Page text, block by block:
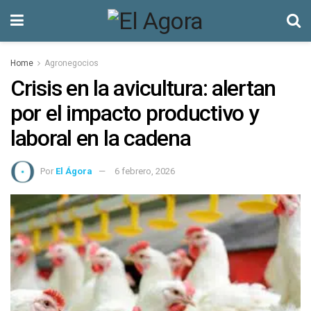
Home Agronegocios
Crisis en la avicultura: alertan
por el impacto productivo y
laboral en la cadena
Por El Ágora 6 febrero, 2026